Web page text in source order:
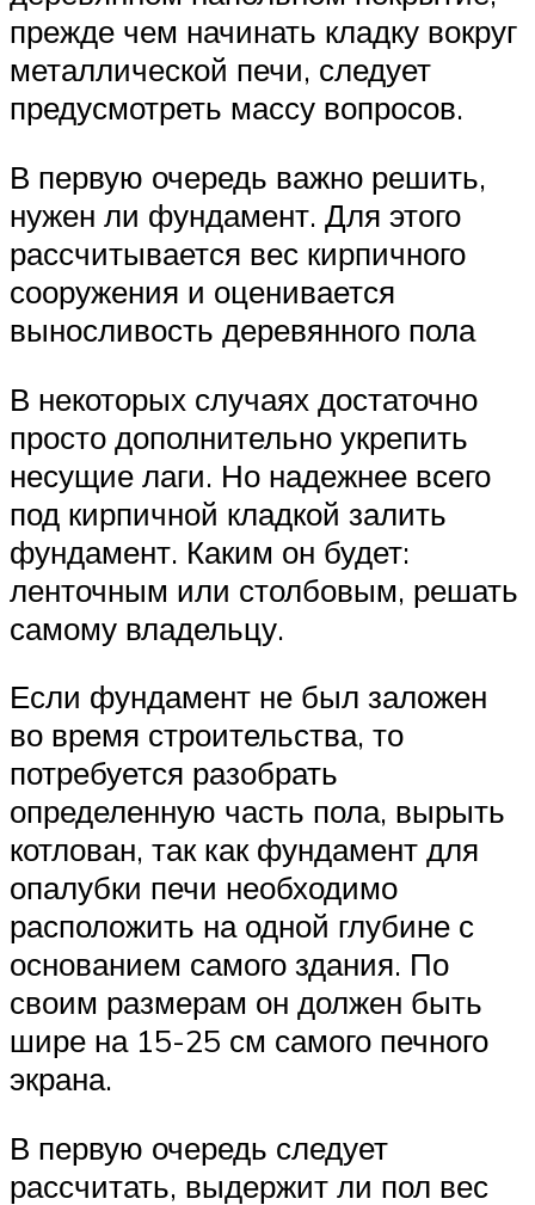
прежде чем начинать кладку вокруг
металлической печи, следует
предусмотреть массу вопросов.
В первую очередь важно решить,
нужен ли фундамент. Для этого
рассчитывается вес кирпичного
сооружения и оценивается
выносливость деревянного пола
В некоторых случаях достаточно
просто дополнительно укрепить
несущие лаги. Но надежнее всего
под кирпичной кладкой залить
фундамент. Каким он будет:
ленточным или столбовым, решать
самому владельцу.
Если фундамент не был заложен
во время строительства, то
потребуется разобрать
определенную часть пола, вырыть
котлован, так как фундамент для
опалубки печи необходимо
расположить на одной глубине с
основанием самого здания. По
своим размерам он должен быть
шире на 15-25 см самого печного
экрана.
В первую очередь следует
рассчитать, выдержит ли пол вес